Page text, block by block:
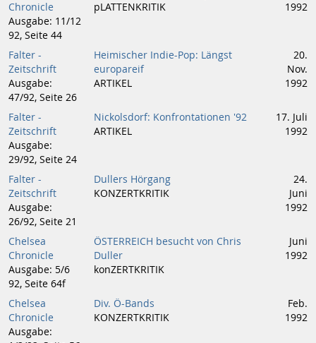
Chronicle
Ausgabe: 11/12
92, Seite 44
pLATTENKRITIK
1992
Falter -
Zeitschrift
Ausgabe:
47/92, Seite 26
Heimischer Indie-Pop: Längst
europareif
ARTIKEL
20.
Nov.
1992
Falter -
Zeitschrift
Ausgabe:
29/92, Seite 24
Nickolsdorf: Konfrontationen '92
ARTIKEL
17. Juli
1992
Falter -
Zeitschrift
Ausgabe:
26/92, Seite 21
Dullers Hörgang
KONZERTKRITIK
24.
Juni
1992
Chelsea
Chronicle
Ausgabe: 5/6
92, Seite 64f
ÖSTERREICH besucht von Chris
Duller
konZERTKRITIK
Juni
1992
Chelsea
Chronicle
Ausgabe:
Div. Ö-Bands
KONZERTKRITIK
Feb.
1992